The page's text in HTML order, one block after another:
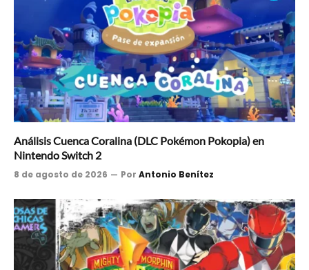
Análisis Cuenca Coralina (DLC Pokémon Pokopia) en
Nintendo Switch 2
8 de agosto de 2026 Por Antonio Benítez